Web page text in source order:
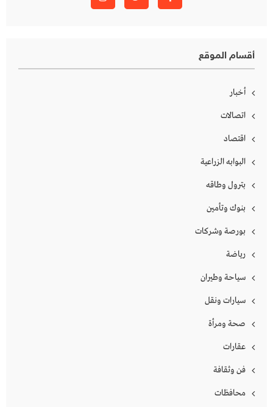
أقسام الموقع
أخبار
اتصالات
اقتصاد
البوابه الزراعية
بترول وطاقه
بنوك وتأمين
بورصة وشركات
رياضة
سياحة وطيران
سيارات ونقل
صحة ومرأة
عقارات
فن وثقافة
محافظات